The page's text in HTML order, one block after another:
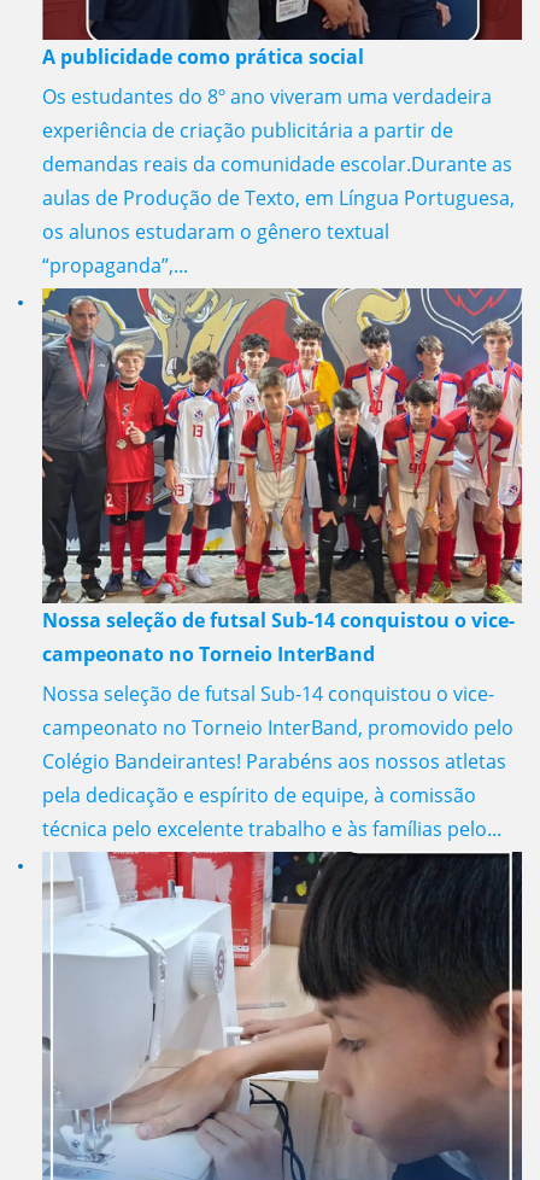
A publicidade como prática social
Os estudantes do 8º ano viveram uma verdadeira
experiência de criação publicitária a partir de
demandas reais da comunidade escolar.Durante as
aulas de Produção de Texto, em Língua Portuguesa,
os alunos estudaram o gênero textual
“propaganda”,...
Nossa seleção de futsal Sub-14 conquistou o vice-
campeonato no Torneio InterBand
Nossa seleção de futsal Sub-14 conquistou o vice-
campeonato no Torneio InterBand, promovido pelo
Colégio Bandeirantes! Parabéns aos nossos atletas
pela dedicação e espírito de equipe, à comissão
técnica pelo excelente trabalho e às famílias pelo...